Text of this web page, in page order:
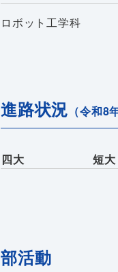
ロボット工学科
進路状況 （令和8
四大 短大
部活動